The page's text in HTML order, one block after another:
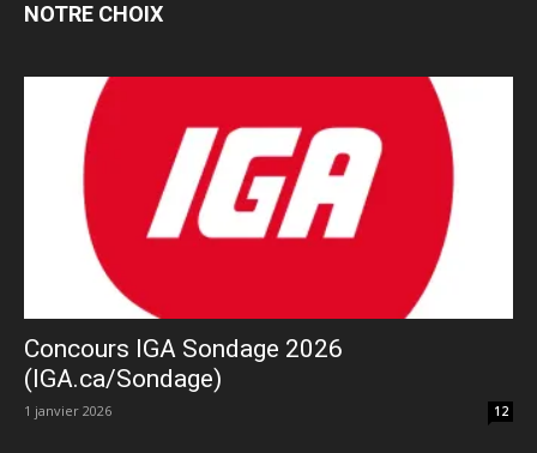
NOTRE CHOIX
Concours IGA Sondage 2026
(IGA.ca/Sondage)
1 janvier 2026 12